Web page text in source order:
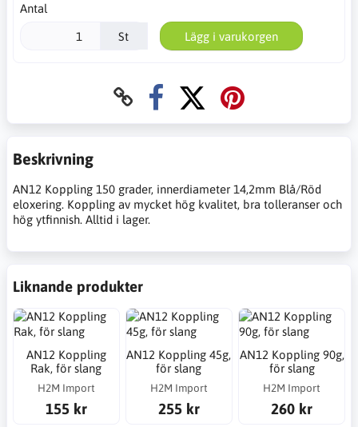
Antal
St Lägg i varukorgen
Beskrivning
AN12 Koppling 150 grader, innerdiameter 14,2mm Blå/Röd
eloxering. Koppling av mycket hög kvalitet, bra tolleranser och
hög ytfinnish. Alltid i lager.
Liknande produkter
AN12 Koppling
Rak, för slang
H2M Import
155 kr
AN12 Koppling 45g,
för slang
H2M Import
255 kr
AN12 Koppling 90g,
för slang
H2M Import
260 kr